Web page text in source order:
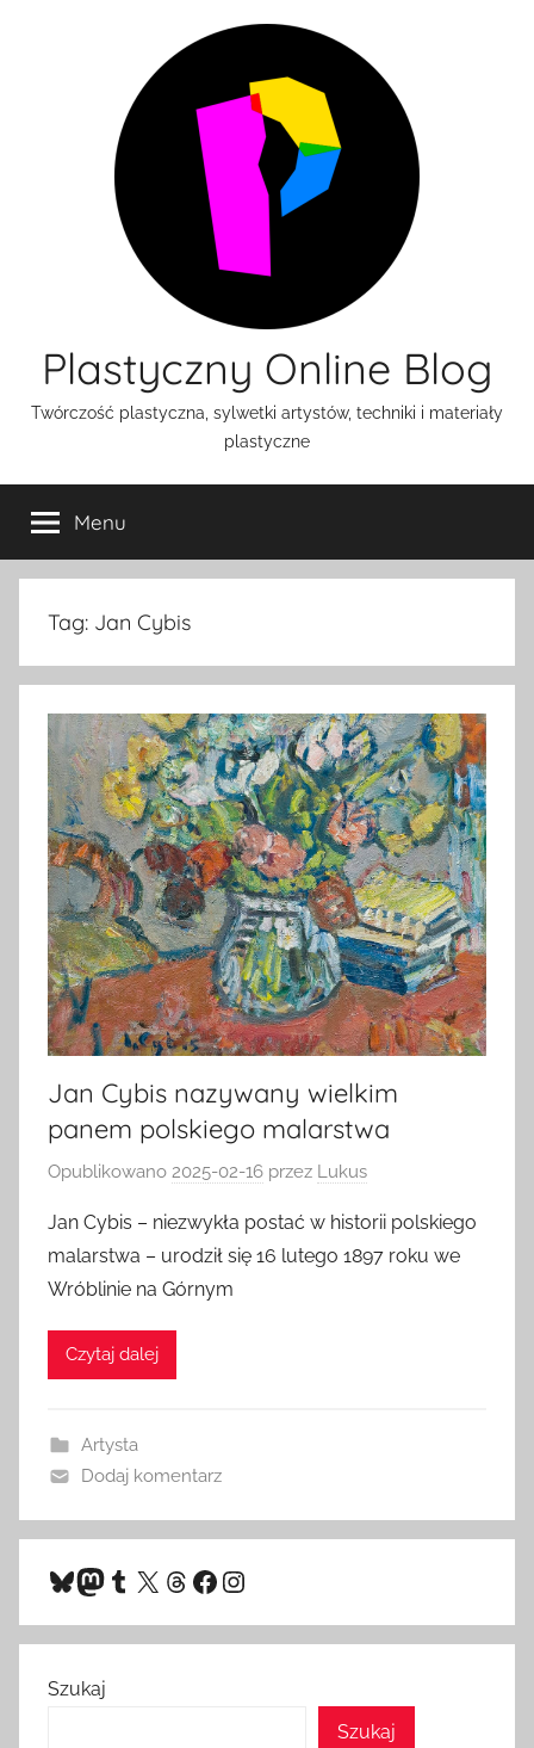
Plastyczny Online Blog
Twórczość plastyczna, sylwetki artystów, techniki i materiały
plastyczne
Menu
Tag: Jan Cybis
Jan Cybis nazywany wielkim
panem polskiego malarstwa
Opublikowano 2025-02-16 przez Lukus
Jan Cybis – niezwykła postać w historii polskiego
malarstwa – urodził się 16 lutego 1897 roku we
Wróblinie na Górnym
Czytaj dalej
Artysta
Dodaj komentarz
Bluesky
Mastodon
Tumblr
X Threads
Facebook
Instagram
Szukaj
Szukaj